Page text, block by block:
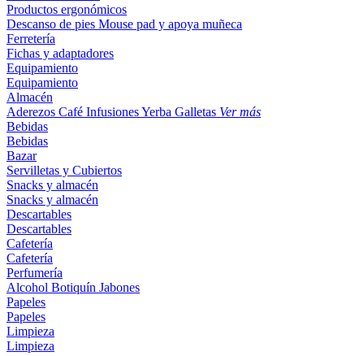
Productos ergonómicos
Descanso de pies Mouse pad y apoya muñeca
Ferretería
Fichas y adaptadores
Equipamiento
Equipamiento
Almacén
Aderezos Café InfusionesYerba Galletas Ver más
Bebidas
Bebidas
Bazar
Servilletas y Cubiertos
Snacks y almacén
Snacks y almacén
Descartables
Descartables
Cafetería
Cafetería
Perfumería
Alcohol Botiquín Jabones
Papeles
Papeles
Limpieza
Limpieza